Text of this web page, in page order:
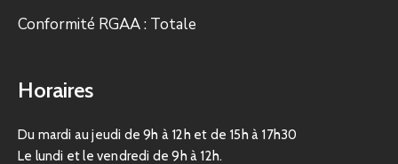
Conformité RGAA : Totale
Horaires
Du mardi au jeudi de 9h à 12h et de 15h à 17h30
Le lundi et le vendredi de 9h à 12h.